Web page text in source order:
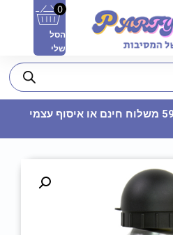
חולצה מודפסת - עוד אחד נפל
0
הסל
שלי